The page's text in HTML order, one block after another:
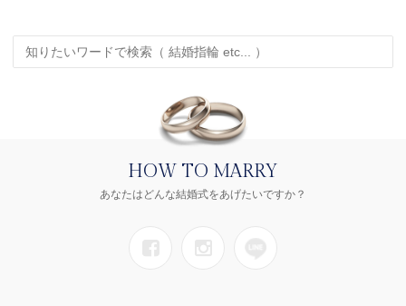
HOW TO MARRY
あなたはどんな結婚式をあげたいですか？